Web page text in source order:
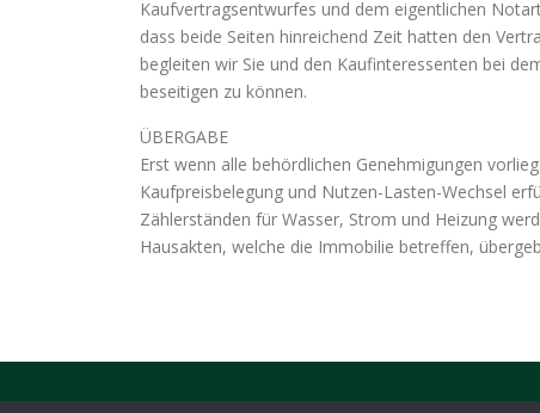
Kaufvertragsentwurfes und dem eigentlichen
dass beide Seiten hinreichend Zeit hatten den
begleiten wir Sie und den Kaufinteressenten bei
beseitigen zu können.
ÜBERGABE
Erst wenn alle behördlichen Genehmigungen
Kaufpreisbelegung und Nutzen-Lasten-Wechsel
Zählerständen für Wasser, Strom und Heizung
Hausakten, welche die Immobilie betreffen,